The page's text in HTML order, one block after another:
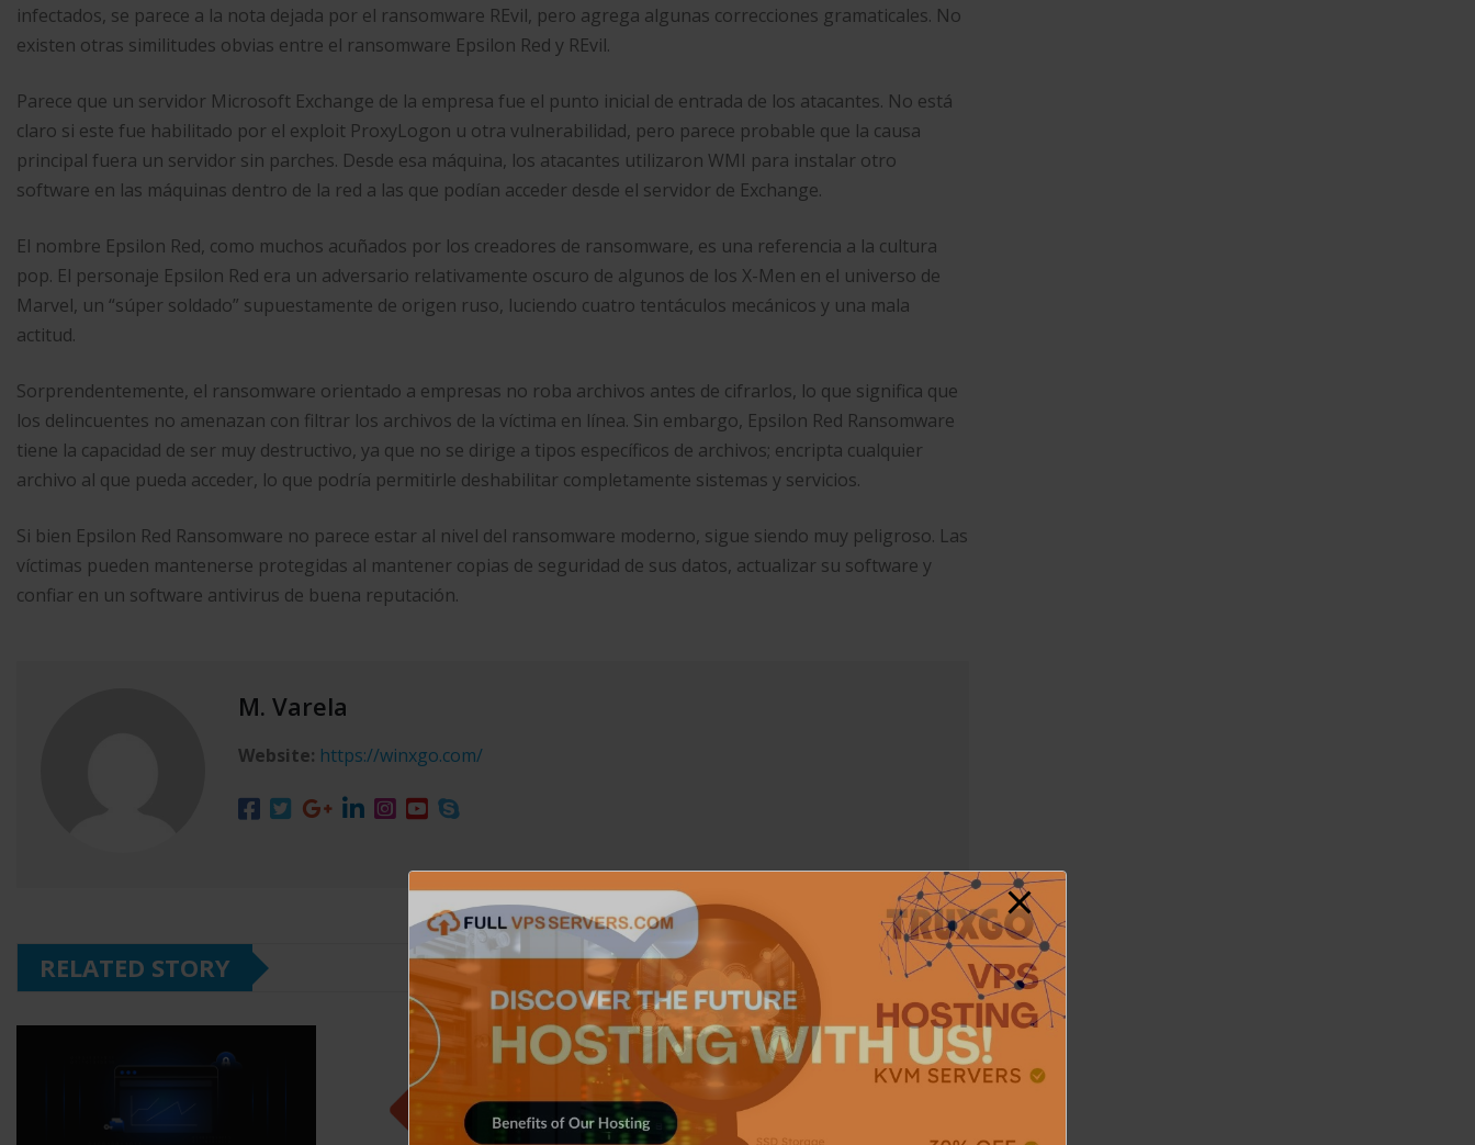
infectados, se parece a la nota dejada por el ransomware REvil, pero agrega algunas correcciones gramaticales. No
existen otras similitudes obvias entre el ransomware Epsilon Red y REvil.
Parece que un servidor Microsoft Exchange de la empresa fue el punto inicial de entrada de los atacantes. No está
claro si este fue habilitado por el exploit ProxyLogon u otra vulnerabilidad, pero parece probable que la causa
principal fuera un servidor sin parches. Desde esa máquina, los atacantes utilizaron WMI para instalar otro
software en las máquinas dentro de la red a las que podían acceder desde el servidor de Exchange.
El nombre Epsilon Red, como muchos acuñados por los creadores de ransomware, es una referencia a la cultura
pop. El personaje Epsilon Red era un adversario relativamente oscuro de algunos de los X-Men en el universo de
Marvel, un “súper soldado” supuestamente de origen ruso, luciendo cuatro tentáculos mecánicos y una mala
actitud.
Sorprendentemente, el ransomware orientado a empresas no roba archivos antes de cifrarlos, lo que significa que
los delincuentes no amenazan con filtrar los archivos de la víctima en línea. Sin embargo, Epsilon Red Ransomware
tiene la capacidad de ser muy destructivo, ya que no se dirige a tipos específicos de archivos; encripta cualquier
archivo al que pueda acceder, lo que podría permitirle deshabilitar completamente sistemas y servicios.
Si bien Epsilon Red Ransomware no parece estar al nivel del ransomware moderno, sigue siendo muy peligroso. Las
víctimas pueden mantenerse protegidas al mantener copias de seguridad de sus datos, actualizar su software y
confiar en un software antivirus de buena reputación.
M. Varela
Website: https://winxgo.com/
RELATED STORY